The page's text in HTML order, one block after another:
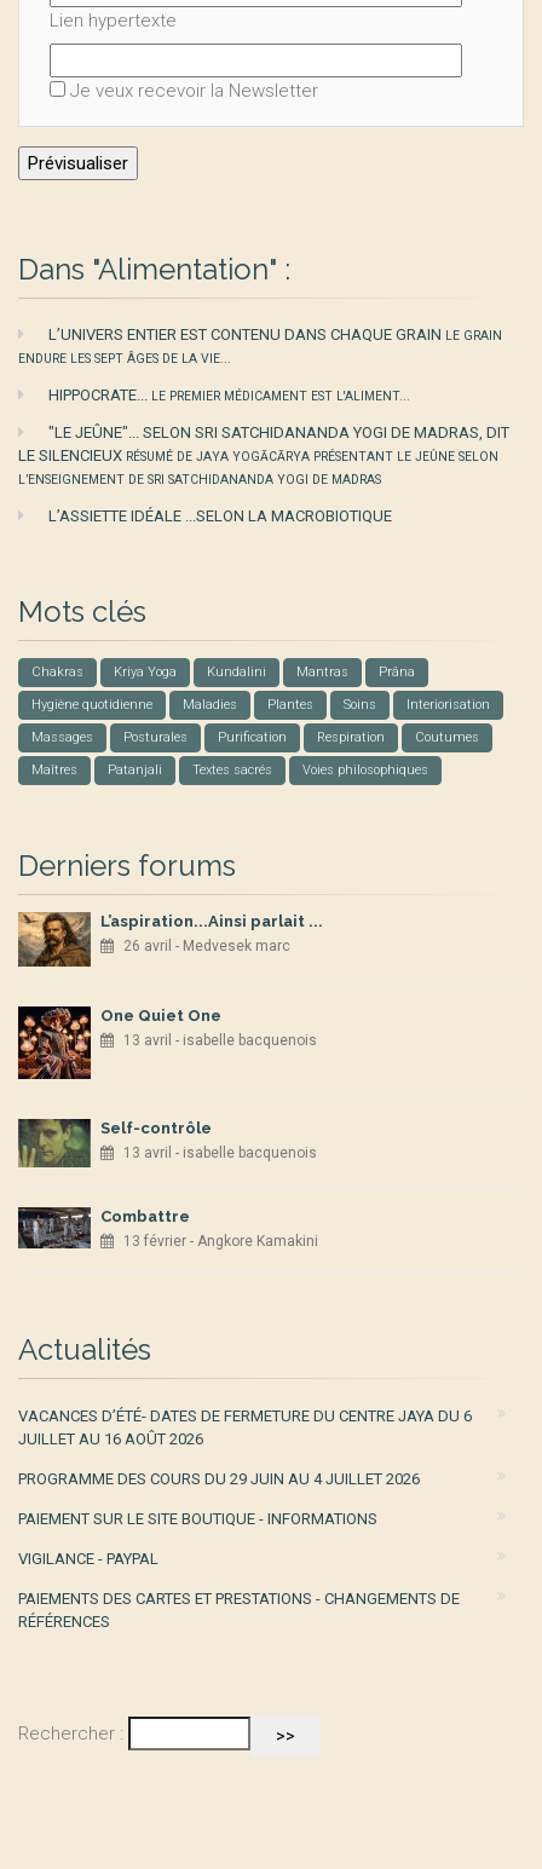
Lien hypertexte
Je veux recevoir la Newsletter
Dans "Alimentation" :
L’UNIVERS ENTIER EST CONTENU DANS CHAQUE GRAIN LE GRAIN
ENDURE LES SEPT ÂGES DE LA VIE...
HIPPOCRATE... LE PREMIER MÉDICAMENT EST L'ALIMENT...
"LE JEÛNE"... SELON SRI SATCHIDANANDA YOGI DE MADRAS, DIT
LE SILENCIEUX RÉSUMÉ DE JAYA YOGĀCĀRYA PRÉSENTANT LE JEÛNE SELON
L’ENSEIGNEMENT DE SRI SATCHIDANANDA YOGI DE MADRAS
L’ASSIETTE IDÉALE ...SELON LA MACROBIOTIQUE
Mots clés
Chakras Kriya Yoga Kundalini Mantras Prâna
Hygiène quotidienne Maladies Plantes Soins Interiorisation
Massages Posturales Purification Respiration Coutumes
Maîtres Patanjali Textes sacrés Voies philosophiques
Derniers forums
L’aspiration...Ainsi parlait ...
26 avril - Medvesek marc
One Quiet One
13 avril - isabelle bacquenois
Self-contrôle
13 avril - isabelle bacquenois
Combattre
13 février - Angkore Kamakini
Actualités
VACANCES D’ÉTÉ- DATES DE FERMETURE DU CENTRE JAYA DU 6
JUILLET AU 16 AOÛT 2026
PROGRAMME DES COURS DU 29 JUIN AU 4 JUILLET 2026
PAIEMENT SUR LE SITE BOUTIQUE - INFORMATIONS
VIGILANCE - PAYPAL
PAIEMENTS DES CARTES ET PRESTATIONS - CHANGEMENTS DE
RÉFÉRENCES
Rechercher :